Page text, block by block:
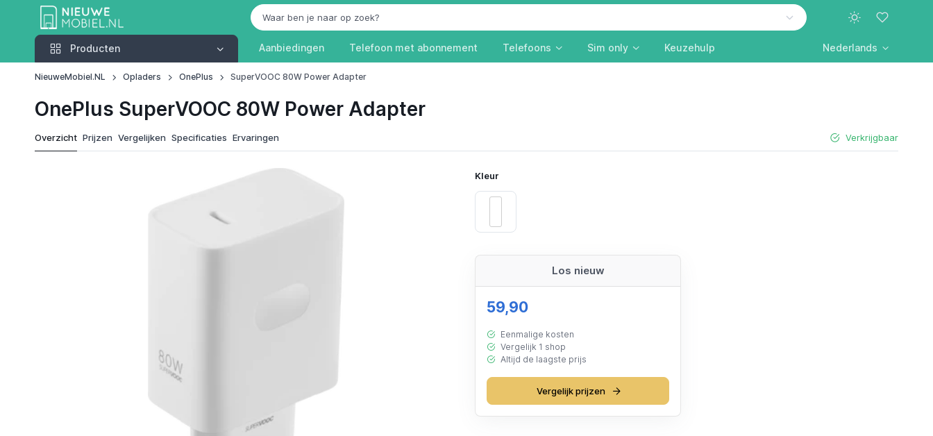
Producten
Producten Aanbiedingen Telefoon met abonnement Telefoons Sim only Keuzehulp Nederlands
NieuweMobiel.NL Opladers OnePlus SuperVOOC 80W Power Adapter
OnePlus SuperVOOC 80W Power Adapter
Overzicht Prijzen Vergelijken Specificaties Ervaringen Verkrijgbaar
Kleur
Los nieuw
59,90
Eenmalige kosten
Vergelijk 1 shop
Altijd de laagste prijs
Vergelijk prijzen